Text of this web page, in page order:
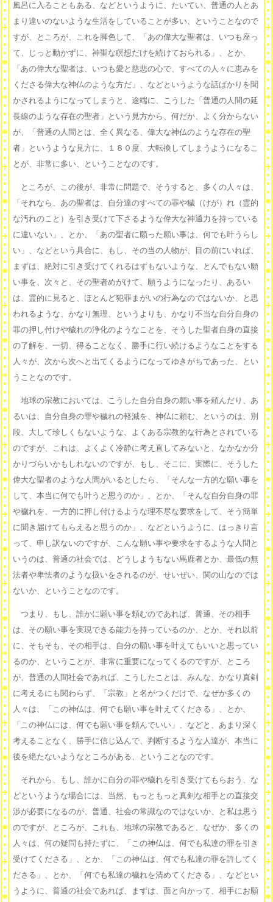
風呂に入ることもある、などというように、たいてい、普通の人とあ
まり違いのないような生活をしていることが多い、ということなので
すが、ところが、これを脚色して、「あの偉大な聖者は、いつも座っ
て、じっと動かずに、神聖な瞑想だけを続けておられる」、とか、
「あの偉大な聖者は、いつも愛と慈悲の心で、すべての人々に恵みを
くださる偉大な神仏のような方だ」、などというような話ばかりを聞
かされるようになってしまうと、途端に、こうした「普通の人間の延
長線のような存在の聖者」という見方から、何だか、よく分からない
が、「普通の人間とは、全く異なる、偉大な神仏のような存在の聖
者」というような見方に、１８０度、大転換してしまうようになるこ
とが、非常に多い、ということなのです。
ところが、この後が、非常に問題で、そうすると、多くの人々は、
「それなら、あの聖者は、自分達のすべての罪や穢（けが）れ（霊的
な汚れのこと）を引き受けて下さるような偉大な神通力を持っている
に違いない」、とか、「あの聖者に願った願い事は、何でも叶うらし
い」、などという具合に、もし、その当の人物が、目の前にいれば、
まずは、絶対に引き受けてくれるはずもないような、とんでもない願
い事を、次々と、その聖者めがけて、願うようになったり、あるい
は、霊的に見ると、ほとんど犯罪まがいの行為なのではないか、と思
われるような、かなり無理、というよりも、かなり不当な自分自身の
罪の押し付けや穢れの浄化のようなことを、そうした聖者自身の直接
の了解を、一切、得ることなく、勝手に行い続けるようなことをする
人々が、次から次へと出てくるようになってゆきがちであった、とい
うことなのです。
地球の宗教においては、こうした自分自身の願い事を頼んだり、あ
るいは、自分自身の罪や穢れの軽減を、神仏に頼む、というのは、別
段、大して珍しくもないような、よくある宗教的な行為とされている
のですが、これは、よくよく冷静に考え直してみないと、なかなか分
かりづらいかもしれないのですが、もし、そこに、実際に、そうした
偉大な聖者のような人間がいるとしたら、「そんな一方的な願い事を
して、本当に何でも叶うと思うのか」、とか、「そんな自分自身の罪
や穢れを、一方的に押し付けるような理不尽な要求をして、そう簡単
に聞き届けてもらえると思うのか」、などというように、はっきり言
って、申し訳ないのですが、こんな願い事や要求をするような人間と
いうのは、普通の社会では、どうしようもない馬鹿者とか、最低の無
法者や卑怯者のような扱いをされるのが、せいぜい、関の山なのでは
ないか、ということなのです。
つまり、もし、誰かに願い事を頼むのであれば、普通、その相手
は、その願い事を実現できる能力を持っているのか、とか、それ以前
に、そもそも、その相手は、自分の願い事を叶えてもいいと思ってい
るのか、ということが、非常に重要になってくるのですが、ところ
が、普通の人間社会であれば、こうしたことは、みんな、かなり真剣
に考えるにも関わらず、「宗教」と名がつくだけで、なぜか多くの
人々は、「この神仏は、何でも願い事を叶えてくださる」、とか、
「この神仏には、何でも願い事を頼んでいい」、などと、あまり深く
考えることなく、勝手に信じ込んで、判断するような人達が、本当に
後を絶たないようなところがある、ということなのです。
それから、もし、誰かに自分の罪や穢れを引き受けてもらおう、な
どというような場合には、当然、もっともっと真剣な相手との直接交
渉が必要になるのが、普通、社会の常識なのではないか、と私は思う
のですが、ところが、これも、地球の宗教であると、なぜか、多くの
人々は、何の疑問も持たずに、「この神仏は、何でも私達の罪を引き
受けてくださる」、とか、「この神仏は、何でも私達の罪を許してく
ださる」、とか、「何でも私達の穢れを清めてくださる」、などとい
うように、普通の社会であれば、まずは、面と向かって、相手にお願